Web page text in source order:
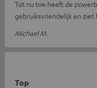
Tot nu toe heeft de
gebruiksvriendelijk en ziet
Michael M.
Top